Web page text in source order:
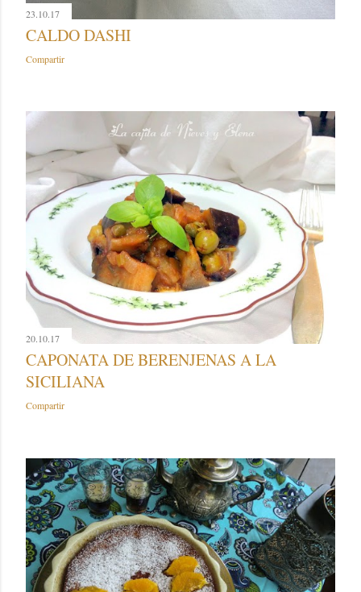
23.10.17
CALDO DASHI
Compartir
20.10.17
CAPONATA DE BERENJENAS A LA
SICILIANA
Compartir